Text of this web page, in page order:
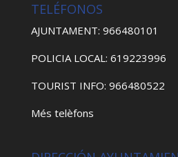
TELÉFONOS
AJUNTAMENT: 966480101
POLICIA LOCAL: 619223996
TOURIST INFO: 966480522
Més telèfons